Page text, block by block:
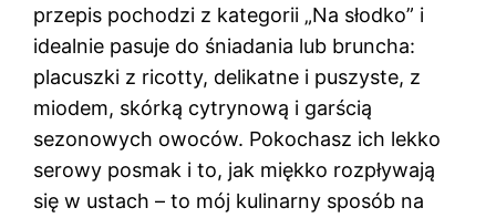
przepis pochodzi z kategorii „Na słodko” i
idealnie pasuje do śniadania lub bruncha:
placuszki z ricotty, delikatne i puszyste, z
miodem, skórką cytrynową i garścią
sezonowych owoców. Pokochasz ich lekko
serowy posmak i to, jak miękko rozpływają
się w ustach – to mój kulinarny sposób na